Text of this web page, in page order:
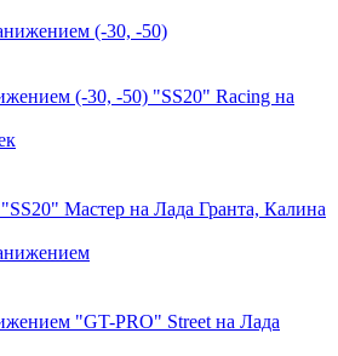
(-30, -50) "SS20" Racing на
Мастер на Лада Гранта, Калина
"GT-PRO" Street на Лада